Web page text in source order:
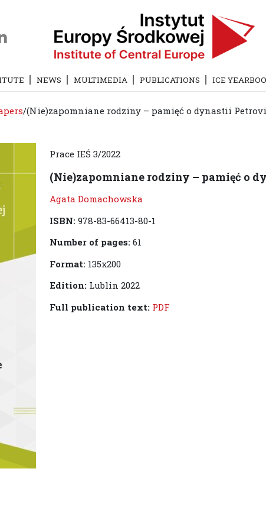
NEWS MULTIMEDIA PUBLICATIONS ICE
/(Nie)zapomniane rodziny – pamięć o dynastii
Prace IEŚ 3/2022
(Nie)zapomniane rodziny – pamięć o
Agata Domachowska
ISBN: 978-83-66413-80-1
Number of pages:61
Format:135x200
Edition:Lublin 2022
Full publication text: PDF